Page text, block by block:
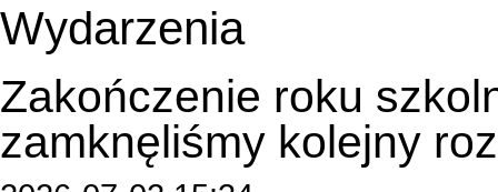
Wydarzenia
Zakończenie roku
zamknęliśmy kolejny